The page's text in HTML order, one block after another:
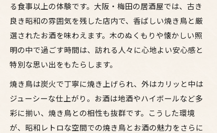
る食事以上の体験です。大阪・梅田の居酒屋では、古き
良き昭和の雰囲気を残した店内で、香ばしい焼き鳥と厳
選されたお酒を味わえます。木のぬくもりや懐かしい照
明の中で過ごす時間は、訪れる人々に心地よい安心感と
特別な思い出をもたらします。
焼き鳥は炭火で丁寧に焼き上げられ、外はカリッと中は
ジューシーな仕上がり。お酒は地酒やハイボールなど多
彩に揃い、焼き鳥との相性も抜群です。こうした環境
が、昭和レトロな空間での焼き鳥とお酒の魅力をさらに